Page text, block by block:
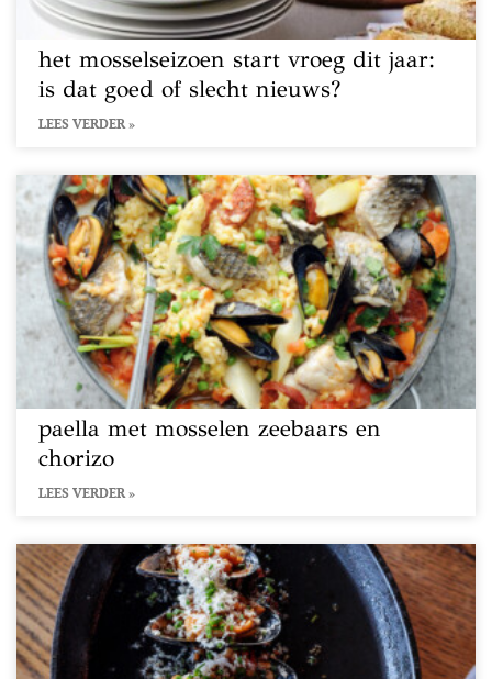
het mosselseizoen start vroeg dit jaar:
is dat goed of slecht nieuws?
LEES VERDER »
paella met mosselen zeebaars en
chorizo
LEES VERDER »